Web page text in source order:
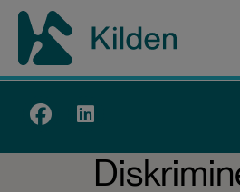
Hopp
hovedinnhold